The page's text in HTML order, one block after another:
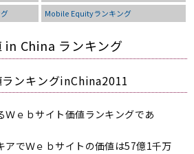
Mobile Equityランキング
in China ランキング
ンキングinChina2011
Ｗｅｂサイト価値ランキングであ
アでＷｅｂサイトの価値は57億1千万